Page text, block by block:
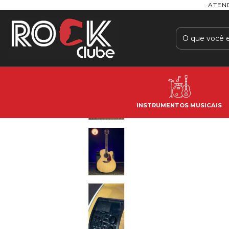
INSTRUMENTOS MUSICAIS